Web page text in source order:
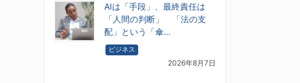
AIは「手段」、最終責任は
「人間の判断」 「法の支
配」という「傘…
ビジネス
2026年8月7日